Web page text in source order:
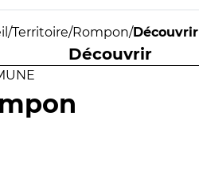
/Territoire/Rompon/Découvrir
Découvrir